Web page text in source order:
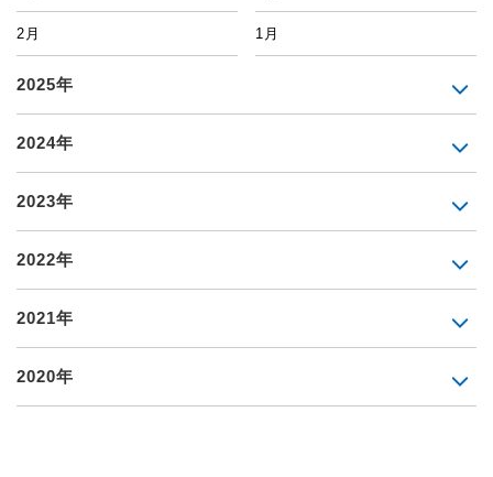
2月 1月
2025年
2024年
2023年
2022年
2021年
2020年